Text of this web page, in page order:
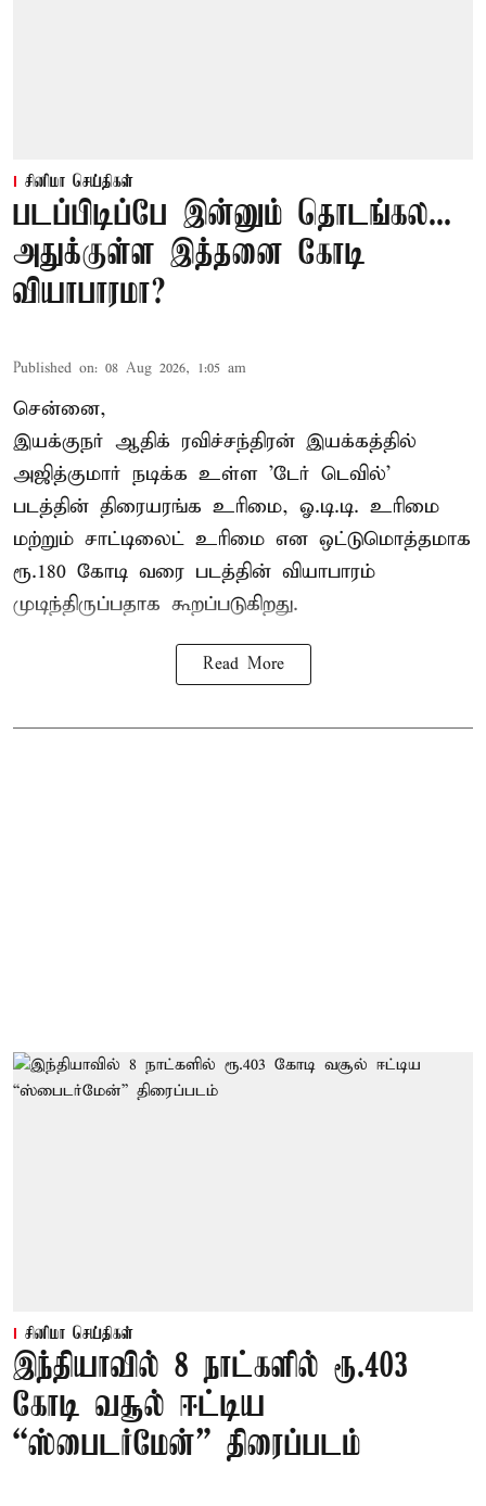
சினிமா செய்திகள்
படப்பிடிப்பே இன்னும் தொடங்கல...
அதுக்குள்ள இத்தனை கோடி
வியாபாரமா?
Published on: 08 Aug 2026, 1:05 am
சென்னை,
இயக்குநர் ஆதிக் ரவிச்சந்திரன் இயக்கத்தில்
அஜித்குமார் நடிக்க உள்ள 'டேர் டெவில்'
படத்தின் திரையரங்க உரிமை, ஓ.டி.டி. உரிமை
மற்றும் சாட்டிலைட் உரிமை என ஒட்டுமொத்தமாக
ரூ.180 கோடி வரை படத்தின் வியாபாரம்
முடிந்திருப்பதாக கூறப்படுகிறது.
Read More
சினிமா செய்திகள்
இந்தியாவில் 8 நாட்களில் ரூ.403
கோடி வசூல் ஈட்டிய
“ஸ்பைடர்மேன்” திரைப்படம்